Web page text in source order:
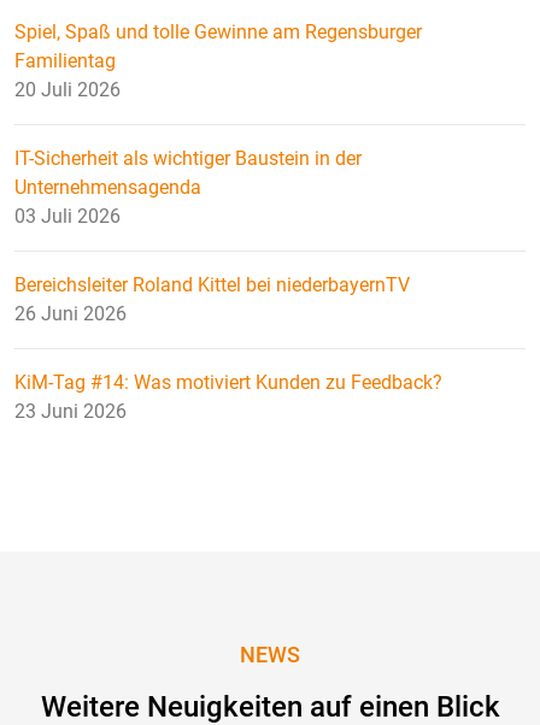
Spiel, Spaß und tolle Gewinne am Regensburger
Familientag
20 Juli 2026
IT-Sicherheit als wichtiger Baustein in der
Unternehmensagenda
03 Juli 2026
Bereichsleiter Roland Kittel bei niederbayernTV
26 Juni 2026
KiM-Tag #14: Was motiviert Kunden zu Feedback?
23 Juni 2026
NEWS
Weitere Neuigkeiten auf einen Blick